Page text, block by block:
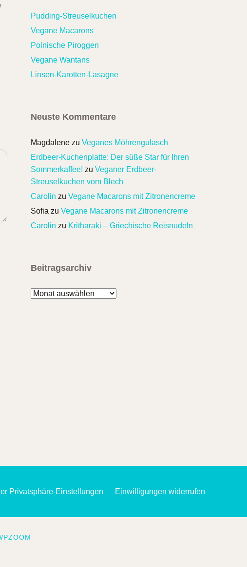
Pudding-Streuselkuchen
Vegane Macarons
Polnische Piroggen
Vegane Wantans
Linsen-Karotten-Lasagne
Neuste Kommentare
Magdalene zu Veganes Möhrengulasch
Erdbeer-Kuchenplatte: Der süße Star für Ihren
Sommerkaffee! zu Veganer Erdbeer-
Streuselkuchen vom Blech
Carolin zu Vegane Macarons mit Zitronencreme
Sofia zu Vegane Macarons mit Zitronencreme
Carolin zu Kritharaki – Griechische Reisnudeln
Beitragsarchiv
Beitragsarchiv
Privatsphäre-Einstellungen Einwilligungen widerrufen